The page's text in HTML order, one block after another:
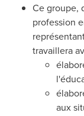
Ce groupe,
profession
travaillera
aux